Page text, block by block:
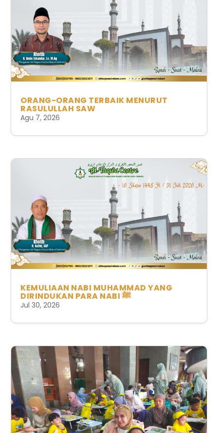
ORANG-ORANG TERBAIK MENURUT
RASULULLAH SAW
Agu 7, 2026
KEMULIAAN NABI MUHAMMAD YANG
DIRINDUKAN PARA NABI ﷺ
Jul 30, 2026